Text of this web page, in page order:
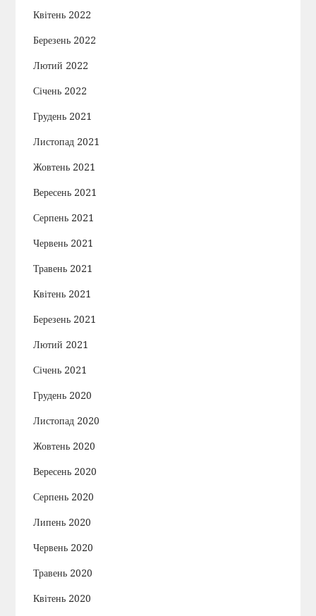
Квітень 2022
Березень 2022
Лютий 2022
Січень 2022
Грудень 2021
Листопад 2021
Жовтень 2021
Вересень 2021
Серпень 2021
Червень 2021
Травень 2021
Квітень 2021
Березень 2021
Лютий 2021
Січень 2021
Грудень 2020
Листопад 2020
Жовтень 2020
Вересень 2020
Серпень 2020
Липень 2020
Червень 2020
Травень 2020
Квітень 2020